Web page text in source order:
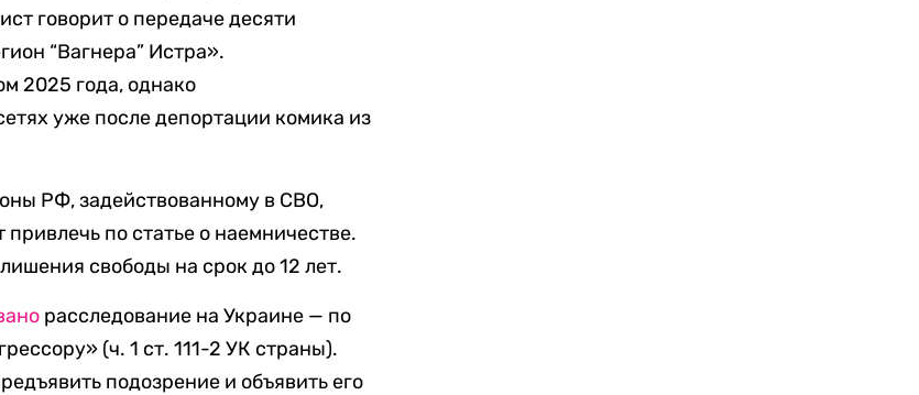
говорит о передаче десяти
“Вагнера” Истра».
2025 года, однако
уже после депортации комика из
РФ, задействованному в СВО,
по статье о наемничестве.
свободы на срок до 12 лет.
расследование на Украине — по
(ч. 1 ст. 111-2 УК страны).
подозрение и объявить его